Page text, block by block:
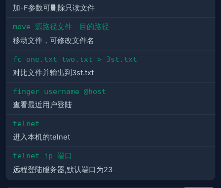
加-F参数可删除只读文件
move 源路径文件　目的路径
移动文件，可修改文件名
fc one.txt two.txt > 3st.txt
对比文件并输出到3st.txt
finger username @host
查看最近用户登陆
telnet
进入本机的telnet
telnet ip 端口
远程登陆服务器,默认端口为23